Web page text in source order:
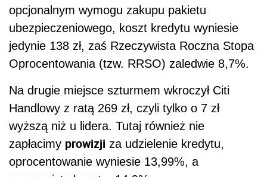
opcjonalnym wymogu zakupu pakietu
ubezpieczeniowego, koszt kredytu wyniesie
jedynie 138 zł, zaś Rzeczywista Roczna Stopa
Oprocentowania (tzw. RRSO) zaledwie 8,7%.
Na drugie miejsce szturmem wkroczył Citi
Handlowy z ratą 269 zł, czyli tylko o 7 zł
wyższą niż u lidera. Tutaj również nie
zapłacimy prowizji za udzielenie kredytu,
oprocentowanie wyniesie 13,99%, a